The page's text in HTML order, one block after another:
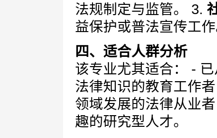
法规制定与监管。 3.
益保护或普法宣传工
四、适合人群分析
该专业尤其适合： -
法律知识的教育工作
领域发展的法律从业
趣的研究型人才。